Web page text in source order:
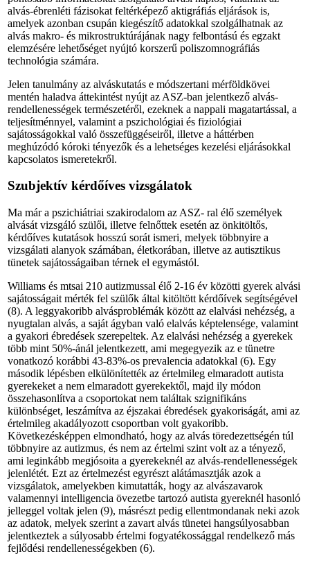
alvás-ébrenléti fázisokat feltérképező aktigráfiás eljárások is,
amelyek azonban csupán kiegészítő adatokkal szolgálhatnak az
alvás makro- és mikrostruktúrájának nagy felbontású és egzakt
elemzésére lehetősé­get nyújtó korszerű poliszomnográfiás
technológia számára.
Jelen tanulmány az alváskutatás e módszertani mérföldkövei
mentén haladva áttekintést nyújt az ASZ-ban jelentkező alvás-
rendellenességek természetéről, ezeknek a nappali magatartással, a
teljesítménnyel, valamint a pszichológiai és fiziológiai
sajátosságokkal való összefüggéseiről, illetve a háttérben
meghúzódó kóroki tényezők és a lehetséges kezelési eljárásokkal
kapcsolatos ismeretekről.
Szubjektív kérdőíves vizsgálatok
Ma már a pszichiátriai szakirodalom az ASZ- ral élő személyek
alvását vizsgáló szülői, illetve felnőttek esetén az önkitöltős,
kérdőíves kutatások hosszú sorát ismeri, melyek többnyire a
vizsgálati alanyok számában, életkorában, illetve az autisztikus
tünetek sajátosságaiban térnek el egymástól.
Williams és mtsai 210 autizmussal élő 2-16 év közötti gyerek alvási
sajátosságait mérték fel szülők által kitöltött kérdőívek segítségével
(8). A leggyakoribb alvásproblémák között az elalvási nehézség, a
nyugtalan alvás, a saját ágyban való elalvás képtelensége, valamint
a gyakori ébredések szerepeltek. Az elalvási nehézség a gyerekek
több mint 50%-ánál jelentkezett, ami megegyezik az e tünetre
vonatkozó korábbi 43-83%-os prevalencia adatokkal (6). Egy
második lépésben elkülönítették az értelmileg elmaradott autista
gyerekeket a nem elmaradott gyerekektől, majd ily módon
összehasonlítva a csoportokat nem találtak szignifikáns
különbséget, leszámítva az éjszakai ébredések gyakoriságát, ami az
értelmileg akadályozott csoportban volt gyakoribb.
Következésképpen elmondható, hogy az alvás töredezettségén túl
többnyire az autizmus, és nem az értelmi szint volt az a tényező,
ami leginkább megjósoita a gyerekeknél az alvás-rendellenességek
jelenlétét. Ezt az értelmezést egyrészt alátámasztják azok a
vizsgálatok, amelyekben kimutatták, hogy az alvászavarok
valamennyi intelligencia övezetbe tartozó autista gyereknél hasonló
jelleggel voltak jelen (9), másrészt pedig ellentmondanak neki azok
az adatok, melyek szerint a zavart alvás tünetei hangsúlyosabban
jelentkeztek a súlyosabb értelmi fogyatékossággal rendelkező más
fejlődési rendellenességekben (6).